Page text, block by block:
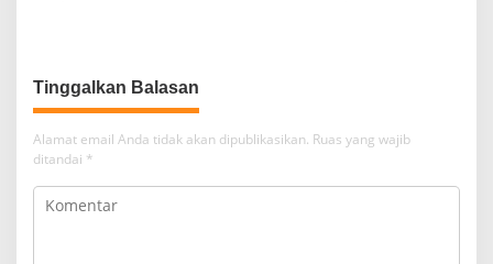
Tinggalkan Balasan
Alamat email Anda tidak akan dipublikasikan. Ruas yang wajib
ditandai *